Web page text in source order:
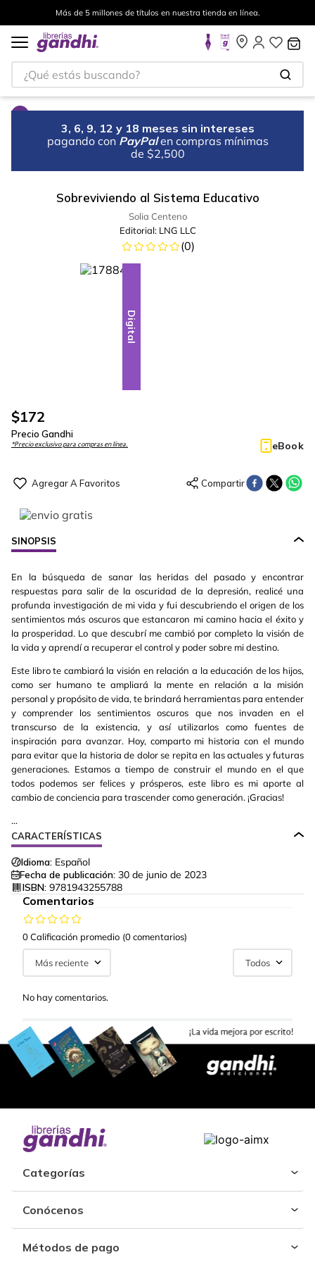
Más de 5 millones de títulos en nuestra tienda en línea.
¿Qué estás buscando?
3, 6, 9, 12 y 18 meses sin intereses
pagando con PayPal en compras mínimas
de $2,500
Sobreviviendo al Sistema Educativo
Solia Centeno
Editorial: LNG LLC
(0)
Digital
$172
Precio Gandhi
*Precio exclusivo para compras en línea. eBook
SINOPSIS
En la búsqueda de sanar las heridas del pasado y encontrar
respuestas para salir de la oscuridad de la depresión, realicé una
profunda investigación de mi vida y fui descubriendo el origen de los
sentimientos más oscuros que estancaron mi camino hacia el éxito y
la prosperidad. Lo que descubrí me cambió por completo la visión de
la vida y aprendí a recuperar el control y poder sobre mi destino.
Este libro te cambiará la visión en relación a la educación de los hijos,
como ser humano te ampliará la mente en relación a la misión
personal y propósito de vida, te brindará herramientas para entender
y comprender los sentimientos oscuros que nos invaden en el
transcurso de la existencia, y así utilizarlos como fuentes de
inspiración para avanzar. Hoy, comparto mi historia con el mundo
para evitar que la historia de dolor se repita en las actuales y futuras
generaciones. Estamos a tiempo de construir el mundo en el que
todos podemos ser felices y prósperos, este libro es mi aporte al
cambio de conciencia para trascender como generación. ¡Gracias!
...
CARACTERÍSTICAS
Idioma: Español
Fecha de publicación: 30 de junio de 2023
ISBN: 9781943255788
Comentarios
0 Calificación promedio (0 comentarios)
Más reciente Todos
No hay comentarios.
Categorías
Conócenos
Métodos de pago